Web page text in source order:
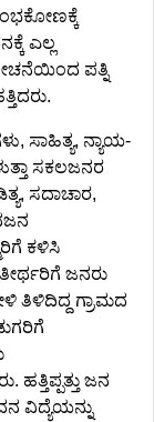
ಎಲ್ಲ
ಪತ್ನಿ
ಸಾಹಿತ್ಯ, ನ್ಯಾಯ-
ಸಕಲಜನರ
ಸದಾಚಾರ,
ಕಳಿಸಿ
ಜನರು
ತಿಳಿದಿದ್ದ ಗ್ರಾಮದ
ಹತ್ತಿಪ್ಪತ್ತು ಜನ
ವಿದ್ಯೆಯನ್ನು